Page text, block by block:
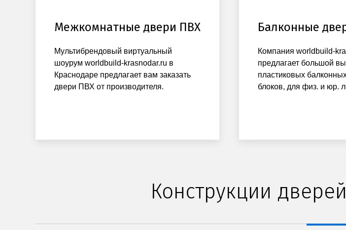
Межкомнатные двери ПВХ
Мультибрендовый виртуальный
шоурум worldbuild-krasnodar.ru в
Краснодаре предлагает вам заказать
двери ПВХ от производителя.
Балконные
Компания worldbuild-
предлагает большой
пластиковых
блоков, для физ. и юр.
Конструкции